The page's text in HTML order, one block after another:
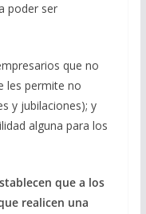
poder ser
que no
les permite no
y jubilaciones); y
alguna para los
que a los
realicen una